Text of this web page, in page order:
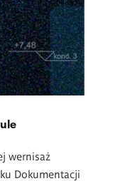
wernisaż
Dokumentacji